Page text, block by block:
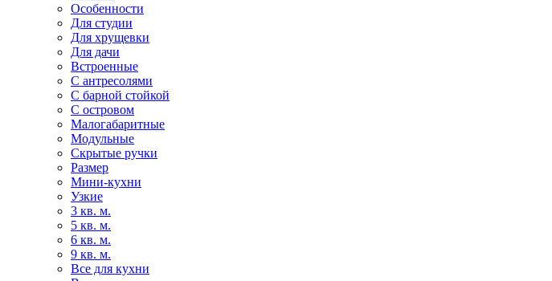
Особенности
Для студии
Для хрущевки
Для дачи
Встроенные
С антресолями
С барной стойкой
С островом
Малогабаритные
Модульные
Скрытые ручки
Размер
Мини-кухни
Узкие
3 кв. м.
5 кв. м.
6 кв. м.
9 кв. м.
Все для кухни